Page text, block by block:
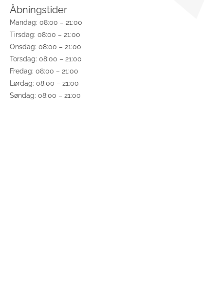
Åbningstider
Mandag: 08:00 – 21:00
Tirsdag: 08:00 – 21:00
Onsdag: 08:00 – 21:00
Torsdag: 08:00 – 21:00
Fredag: 08:00 – 21:00
Lørdag: 08:00 – 21:00
Søndag: 08:00 – 21:00